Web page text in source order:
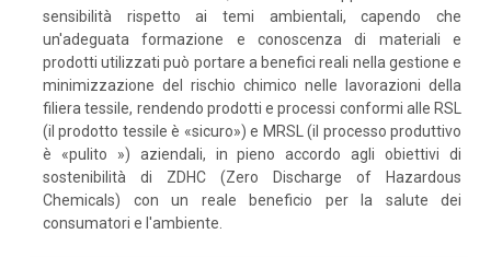
sensibilità rispetto ai temi ambientali, capendo che
un'adeguata formazione e conoscenza di materiali e
prodotti utilizzati può portare a benefici reali nella gestione e
minimizzazione del rischio chimico nelle lavorazioni della
filiera tessile, rendendo prodotti e processi conformi alle RSL
(il prodotto tessile è «sicuro») e MRSL (il processo produttivo
è «pulito ») aziendali, in pieno accordo agli obiettivi di
sostenibilità di ZDHC (Zero Discharge of Hazardous
Chemicals) con un reale beneficio per la salute dei
consumatori e l'ambiente.